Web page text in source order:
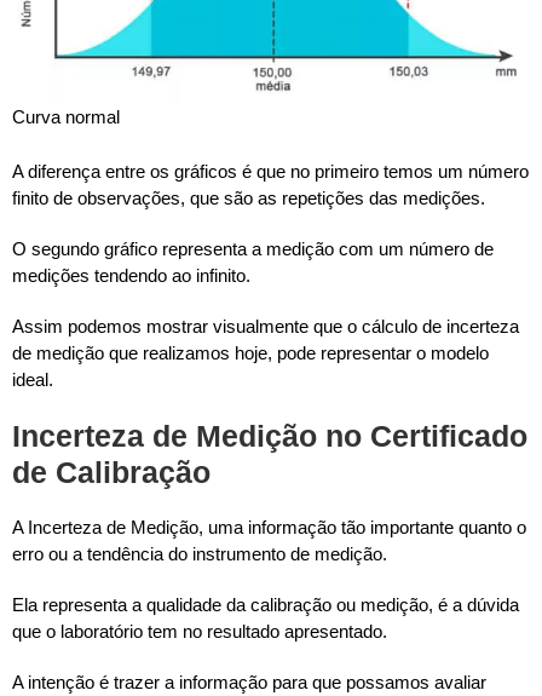
Curva normal
A diferença entre os gráficos é que no primeiro temos um número
finito de observações, que são as repetições das medições.
O segundo gráfico representa a medição com um número de
medições tendendo ao infinito.
Assim podemos mostrar visualmente que o cálculo de incerteza
de medição que realizamos hoje, pode representar o modelo
ideal.
Incerteza de Medição no Certificado
de Calibração
A Incerteza de Medição, uma informação tão importante quanto o
erro ou a tendência do instrumento de medição.
Ela representa a qualidade da calibração ou medição, é a dúvida
que o laboratório tem no resultado apresentado.
A intenção é trazer a informação para que possamos avaliar